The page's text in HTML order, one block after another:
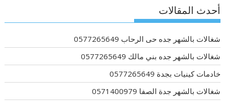
أحدث المقالات
شغالات بالشهر جده حى الرحاب 0577265649
شغالات بالشهر جده بني مالك 0577265649
خادمات كينيات بجدة 0577265649
شغالات بالشهر جدة الصفا 0571400979